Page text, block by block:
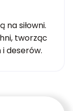
siłowni.
tworząc
deserów.